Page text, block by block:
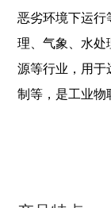
恶劣环境下运行
理、气象、水处
源等行业，用于
制等，是工业物